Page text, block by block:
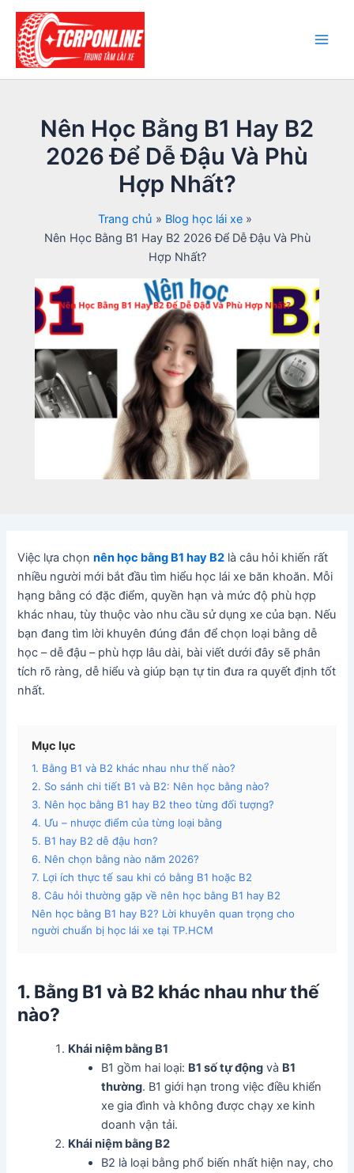
Nhảy
dung
Nên Học Bằng B1 Hay B2
2026 Để Dễ Đậu Và Phù
Hợp Nhất?
Trang chủ
Blog học lái xe
Nên Học Bằng B1 Hay B2 2026 Để Dễ Đậu Và Phù
Hợp Nhất?
Việc lựa chọnnên học bằng B1 hay B2 là câu hỏi khiến rất
nhiều người mới bắt đầu tìm hiểu học lái xe băn khoăn. Mỗi
hạng bằng có đặc điểm, quyền hạn và mức độ phù hợp
khác nhau, tùy thuộc vào nhu cầu sử dụng xe của bạn. Nếu
bạn đang tìm lời khuyên đúng đắn để chọn loại bằng dễ
học – dễ đậu – phù hợp lâu dài, bài viết dưới đây sẽ phân
tích rõ ràng, dễ hiểu và giúp bạn tự tin đưa ra quyết định tốt
nhất.
Mục lục
1. Bằng B1 và B2 khác nhau như thế nào?
2. So sánh chi tiết B1 và B2: Nên học bằng nào?
3. Nên học bằng B1 hay B2 theo từng đối tượng?
4. Ưu – nhược điểm của từng loại bằng
5. B1 hay B2 dễ đậu hơn?
6. Nên chọn bằng nào năm 2026?
7. Lợi ích thực tế sau khi có bằng B1 hoặc B2
8. Câu hỏi thường gặp về nên học bằng B1 hay B2
Nên học bằng B1 hay B2? Lời khuyên quan trọng cho
người chuẩn bị học lái xe tại TP.HCM
1. Bằng B1 và B2 khác nhau như thế
nào?
Khái niệm bằng B1
B1 gồm hai loại: B1 số tự động và B1
thường. B1 giới hạn trong việc điều khiển
xe gia đình và không được chạy xe kinh
doanh vận tải.
Khái niệm bằng B2
B2 là loại bằng phổ biến nhất hiện nay, cho